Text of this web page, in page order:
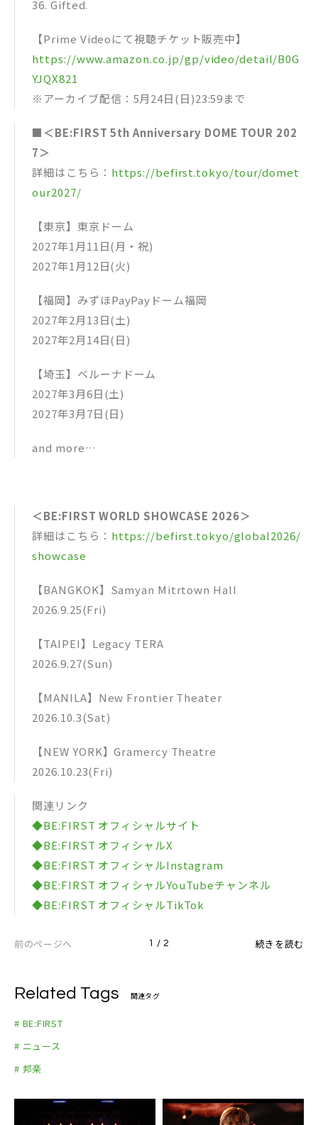
36​. Gifted​.
【Prime Videoにて視聴チケット販売中】
https://www.amazon.co.jp/gp/video/detail/B0G
YJQX821
※アーカイブ配信：5月24日(日)23:59まで
■＜BE:FIRST 5th Anniversary DOME TOUR 202
7＞
詳細はこちら： https://befirst.tokyo/tour/domet
our2027/
【東京】東京ドーム
2027年1月11日(月・祝)
2027年1月12日(火)
【福岡】みずほPayPayドーム福岡
2027年2月13日(土)
2027年2月14日(日)
【埼玉】ベルーナドーム
2027年3月6日(土)
2027年3月7日(日)
and more…
＜BE:FIRST WORLD SHOWCASE 2026＞
詳細はこちら： https://befirst.tokyo/global2026/
showcase
【BANGKOK】Samyan Mitrtown Hall
2026.9.25(Fri)
【TAIPEI】Legacy TERA
2026.9.27(Sun)
【MANILA】New Frontier Theater
2026.10.3(Sat)
【NEW YORK】Gramercy Theatre
2026.10.23(Fri)
関連リンク
◆BE:FIRST オフィシャルサイト
◆BE:FIRST オフィシャルX
◆BE:FIRST オフィシャルInstagram
◆BE:FIRST オフィシャルYouTubeチャンネル
◆BE:FIRST オフィシャルTikTok
前のページへ 1 / 2 続きを読む
Related Tags 関連タグ
# BE:FIRST
# ニュース
# 邦楽